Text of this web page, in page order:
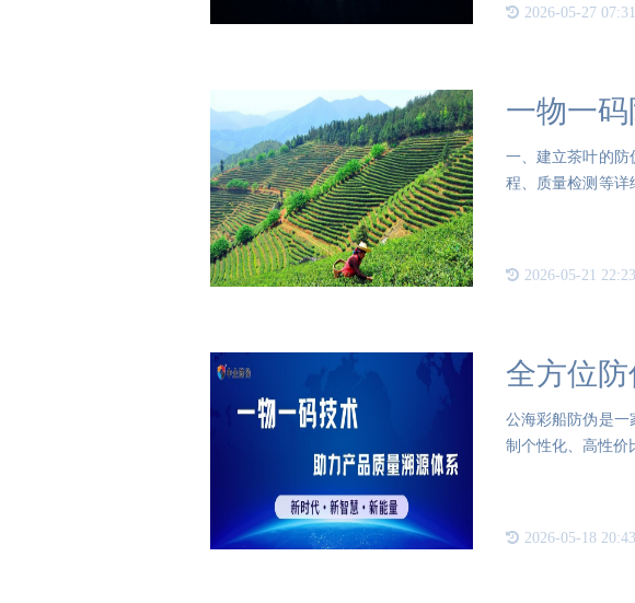
2026-05-27 07:31
一物一
一、建立茶叶的防
程、质量检测等详
2026-05-21 22:23
全方位
公海彩船防伪是一
制个性化、高性价
2026-05-18 20:43